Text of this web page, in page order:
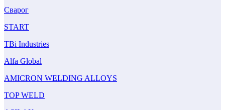
Сварог
START
TBi Industries
Alfa Global
AMICRON WELDING ALLOYS
TOP WELD